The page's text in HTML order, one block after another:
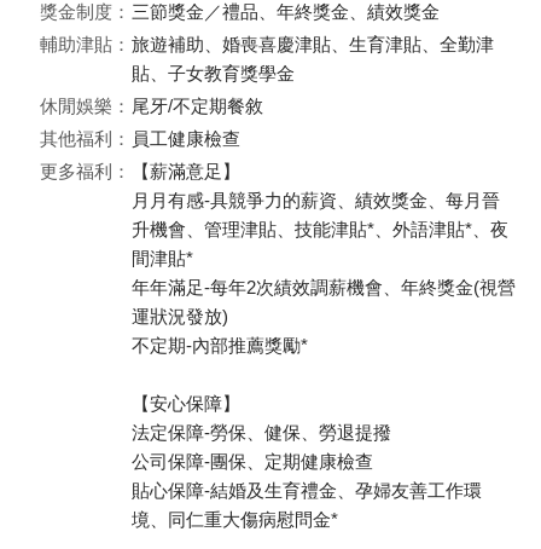
獎金制度： 三節獎金／禮品、年終獎金、績效獎金
輔助津貼： 旅遊補助、婚喪喜慶津貼、生育津貼、全勤津
貼、子女教育獎學金
休閒娛樂： 尾牙/不定期餐敘
其他福利： 員工健康檢查
更多福利：
【薪滿意足】
月月有感-具競爭力的薪資、績效獎金、每月晉
升機會、管理津貼、技能津貼*、外語津貼*、夜
間津貼*
年年滿足-每年2次績效調薪機會、年終獎金(視營
運狀況發放)
不定期-內部推薦獎勵*
【安心保障】
法定保障-勞保、健保、勞退提撥
公司保障-團保、定期健康檢查
貼心保障-結婚及生育禮金、孕婦友善工作環
境、同仁重大傷病慰問金*